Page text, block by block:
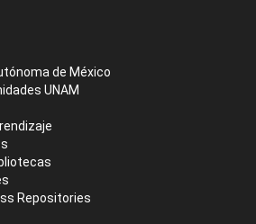
de México
UNAM
Repositories